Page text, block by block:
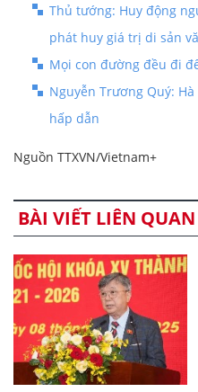
Thủ tướng: Huy động
phát huy giá trị di sản
Mọi con đường đều đi
Nguyễn Trương Quý:
hấp dẫn
Nguồn TTXVN/Vietnam+
BÀI VIẾT LIÊN QUAN